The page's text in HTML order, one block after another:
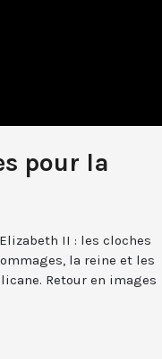
pour la
II : les cloches
la reine et les
Retour en images